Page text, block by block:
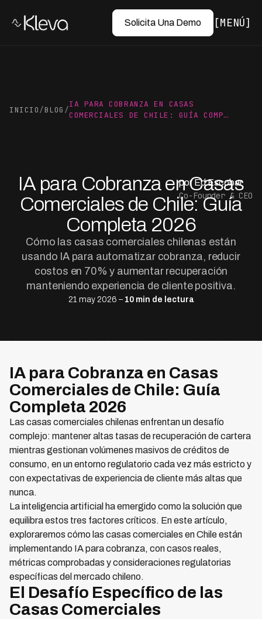
Solicita Una Demo MENÚ
INICIO/BLOG /
IA PARA COBRANZA EN CASAS
COMERCIALES DE CHILE: GUÍA COMP…
IA para Cobranza en Casas
Comerciales de Chile: Guía
Completa 2026
Cómo las casas comerciales chilenas están
usando IA para automatizar cobranza, reducir
costos en 70% y aumentar recuperación
manteniendo experiencia de cliente positiva.
21 may 2026 – 10 min de lectura
por Ed Escobar
Co-Founder & CEO
IA para Cobranza en Casas
Comerciales de Chile: Guía
Completa 2026
Las casas comerciales chilenas enfrentan un desafío
complejo: mantener altas tasas de recuperación de cartera
mientras gestionan volúmenes masivos de créditos de
consumo, en un entorno regulatorio cada vez más estricto y
con expectativas de experiencia de cliente más altas que
nunca.
La inteligencia artificial ha emergido como la solución que
equilibra estos tres factores críticos. En este artículo,
exploraremos cómo las casas comerciales en Chile están
implementando IA para cobranza, con casos reales,
métricas comprobadas y consideraciones regulatorias
específicas del mercado chileno.
El Desafío Específico de las
Casas Comerciales